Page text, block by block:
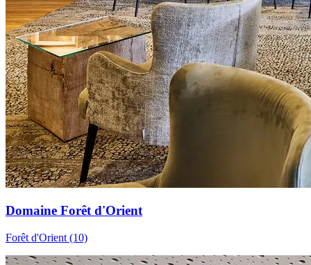
Domaine Forêt d'Orient
Forêt d'Orient (10)